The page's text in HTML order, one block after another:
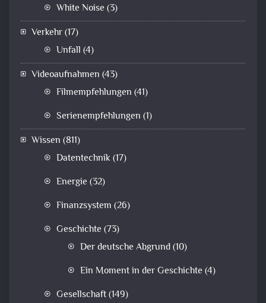
White Noise (3)
Verkehr(17)
Unfall (4)
Videoaufnahmen (43)
Filmempfehlungen (41)
Serienempfehlungen (1)
Wissen (811)
Datentechnik(17)
Energie (32)
Finanzsystem (26)
Geschichte (73)
Der deutsche Abgrund(10)
Ein Moment in der Geschichte (4)
Gesellschaft(149)